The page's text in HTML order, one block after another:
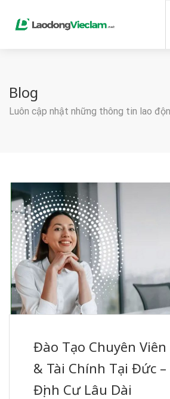
Blog
Luôn cập nhật những thông tin lao
Đào Tạo Chuyên Viên
& Tài Chính Tại Đức –
Định Cư Lâu Dài